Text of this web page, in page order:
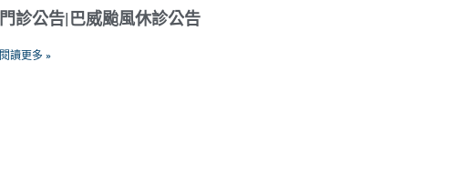
門診公告|巴威颱風休診公告
閱讀更多 »